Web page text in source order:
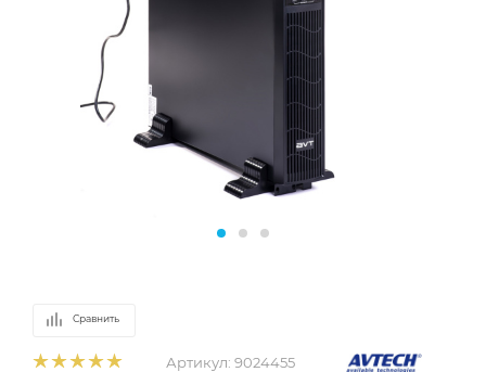
Сравнить
Артикул: 9024455